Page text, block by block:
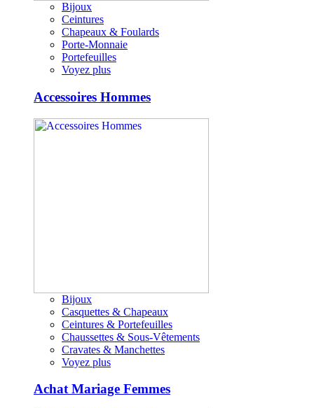
Bijoux
Ceintures
Chapeaux & Foulards
Porte-Monnaie
Portefeuilles
Voyez plus
Accessoires Hommes
Bijoux
Casquettes & Chapeaux
Ceintures & Portefeuilles
Chaussettes & Sous-Vêtements
Cravates & Manchettes
Voyez plus
Achat Mariage Femmes